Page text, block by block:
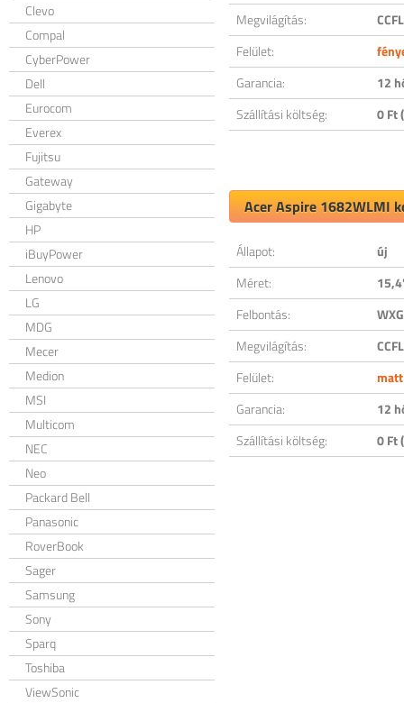
Clevo
Compal
CyberPower
Dell
Eurocom
Everex
Fujitsu
Gateway
Gigabyte
HP
iBuyPower
Lenovo
LG
MDG
Mecer
Medion
MSI
Multicom
NEC
Neo
Packard Bell
Panasonic
RoverBook
Sager
Samsung
Sony
Sparq
Toshiba
ViewSonic
Megvilágítás:
CCFL
Felület:
Garancia:
12
Szállítási költség:
0 Ft
Acer Aspire 1682WLMI
Állapot:
új
Méret:
Felbontás:
Megvilágítás:
CCFL
Felület:
matt
Garancia:
12
Szállítási költség:
0 Ft